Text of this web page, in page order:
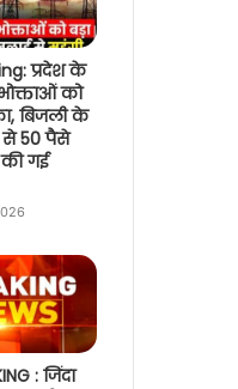
प्रदेश के
को
बिजली के
से 50 पैसे
की गई
: जिंदा